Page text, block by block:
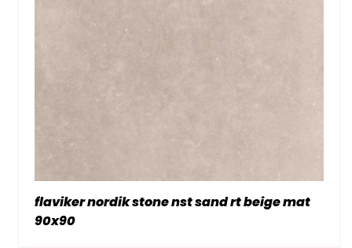
flaviker nordik stone nst sand rt beige mat
90x90